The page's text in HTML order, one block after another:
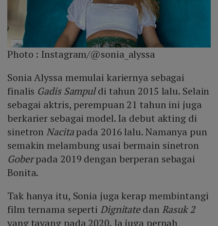
Photo : Instagram/@sonia_alyssa
Sonia Alyssa memulai kariernya sebagai
finalis Gadis Sampuldi tahun 2015 lalu. Selain
sebagai aktris, perempuan 21 tahun ini juga
berkarier sebagai model. Ia debut akting di
sinetron Nacitapada 2016 lalu. Namanya pun
semakin melambung usai bermain sinetron
Goberpada 2019 dengan berperan sebagai
Bonita.
Tak hanya itu, Sonia juga kerap membintangi
film ternama seperti Dignitatedan Rasuk 2
yang tayang pada 2020. Ia juga pernah